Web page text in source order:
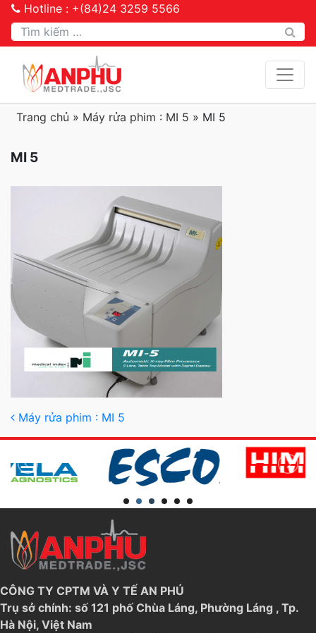
Hotline : +(84)24 3259 5566
Tìm kiếm
Trang chủ » Máy rửa phim : MI 5 » MI 5
MI 5
Post navigation
Máy rửa phim : MI 5
CÔNG TY CPTM VÀ Y TẾ AN PHÚ
Trụ sở chính: số 121 phố Chùa Láng, Phường Láng , Tp.
Hà Nội, Việt Nam